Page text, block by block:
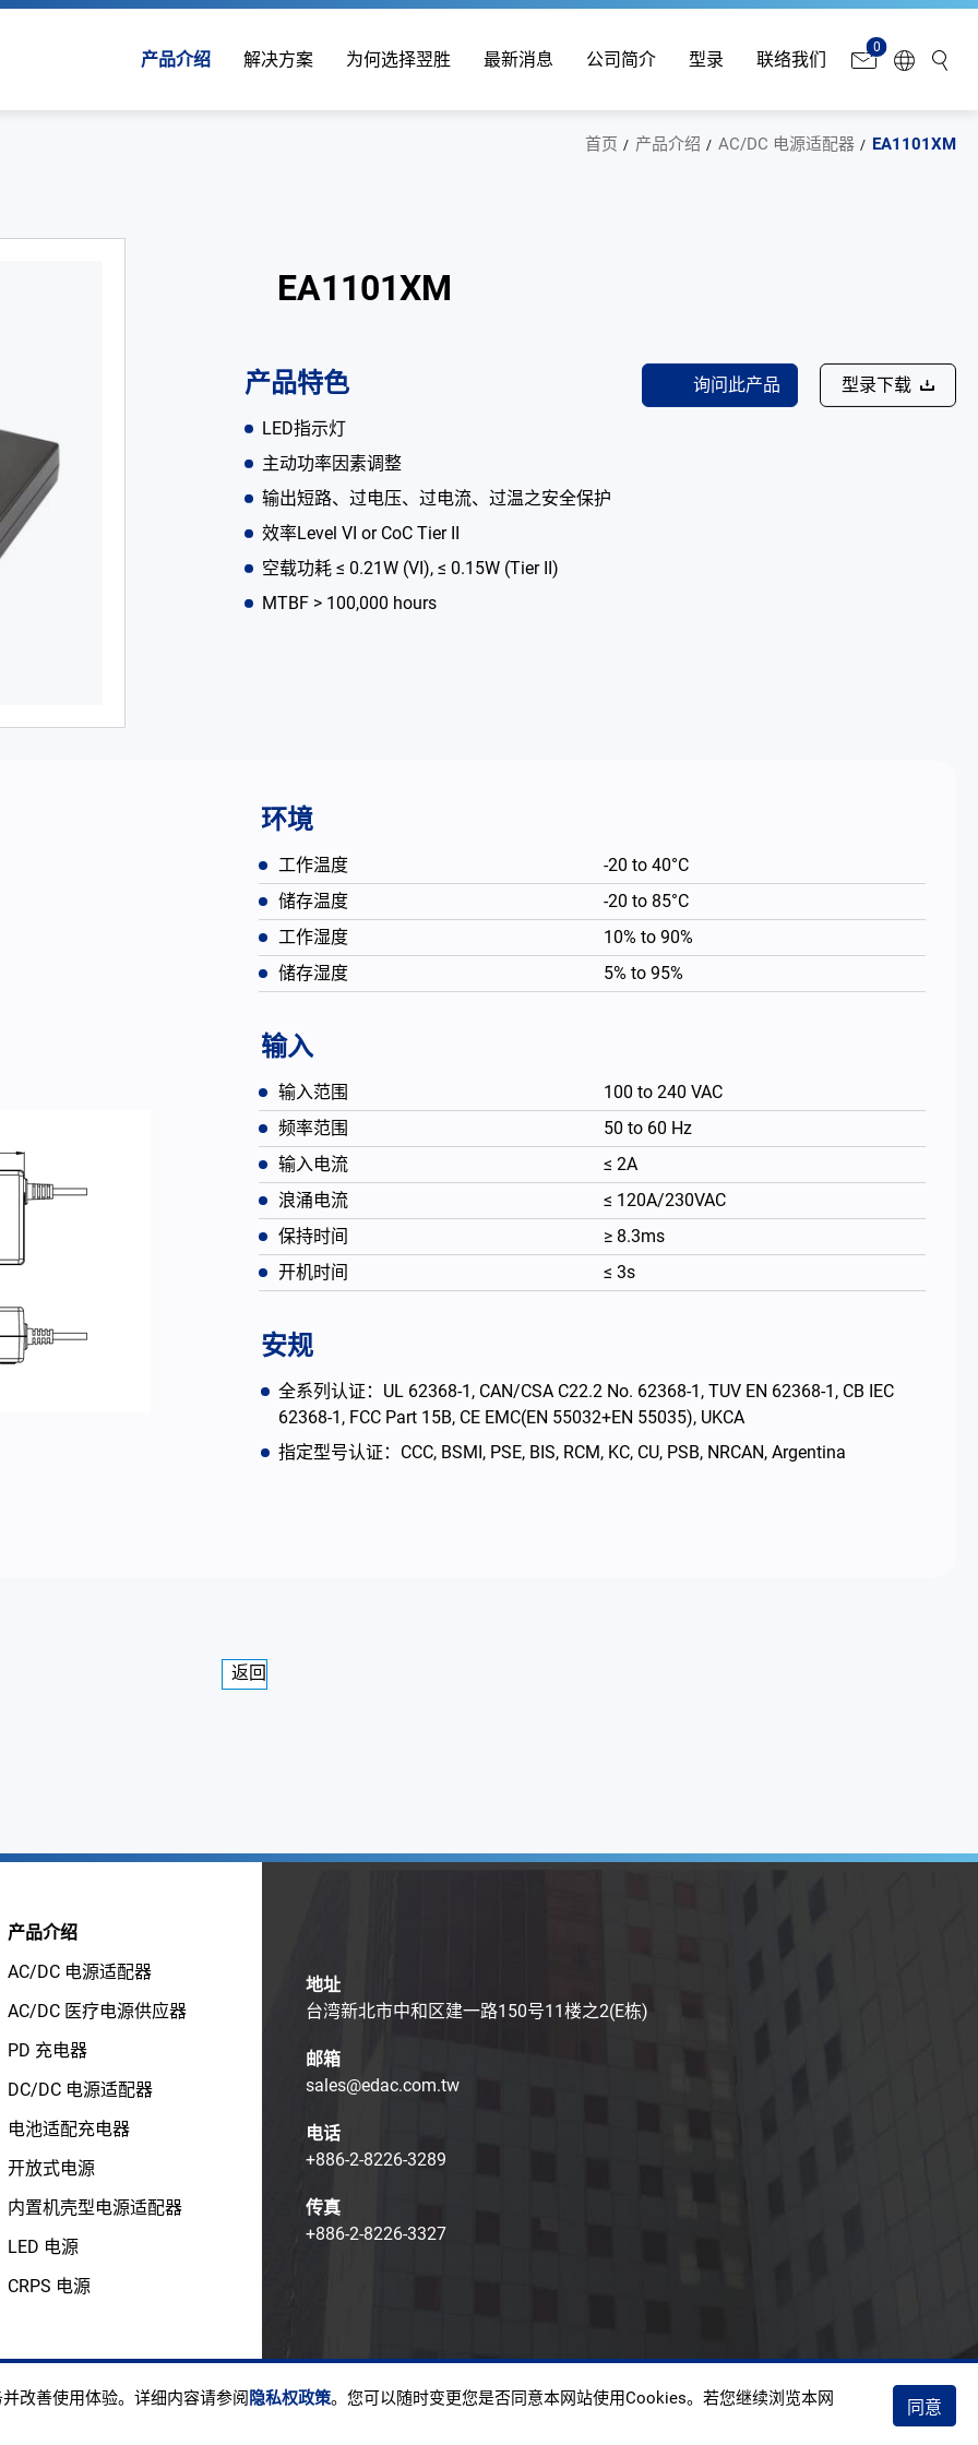
产品介绍 解决方案 为何选择翌胜 最新消息 公司简介 型录 联络我们
0
首页 产品介绍 AC/DC 电源适配器 EA1101XM
EA1101XM
产品特色
LED指示灯
主动功率因素调整
输出短路、过电压、过电流、过温之安全保护
效率Level VI or CoC Tier II
空载功耗 ≤ 0.21W (VI), ≤ 0.15W (Tier II)
MTBF > 100,000 hours
询问此产品 型录下载
环境
工作温度
-20 to 40°C
储存温度
-20 to 85°C
工作湿度
10% to 90%
储存湿度
5% to 95%
输入
输入范围
100 to 240 VAC
频率范围
50 to 60 Hz
输入电流
≤ 2A
浪涌电流
≤ 120A/230VAC
保持时间
≥ 8.3ms
开机时间
≤ 3s
安规
全系列认证：UL 62368-1, CAN/CSA C22.2 No. 62368-1, TUV EN 62368-1, CB IEC
62368-1, FCC Part 15B, CE EMC(EN 55032+EN 55035), UKCA
指定型号认证：CCC, BSMI, PSE, BIS, RCM, KC, CU, PSB, NRCAN, Argentina
返回
产品介绍
AC/DC 电源适配器
AC/DC 医疗电源供应器
PD 充电器
DC/DC 电源适配器
电池适配充电器
开放式电源
内置机壳型电源适配器
LED 电源
CRPS 电源
地址
台湾新北市中和区建一路150号11楼之2(E栋)
邮箱
sales@edac.com.tw
电话
+886-2-8226-3289
传真
+886-2-8226-3327
© EDAC POWER ELECTRONICS CO., LTD. 使用条款 隐私权政策
改善使用体验。详细内容请参阅 隐私权政策。您可以随时变更您是否同意本网站使用Cookies。若您继续浏览本网 同意